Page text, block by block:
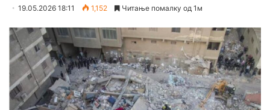
19.05.2026 18:11 1,152 Читање помалку од 1м